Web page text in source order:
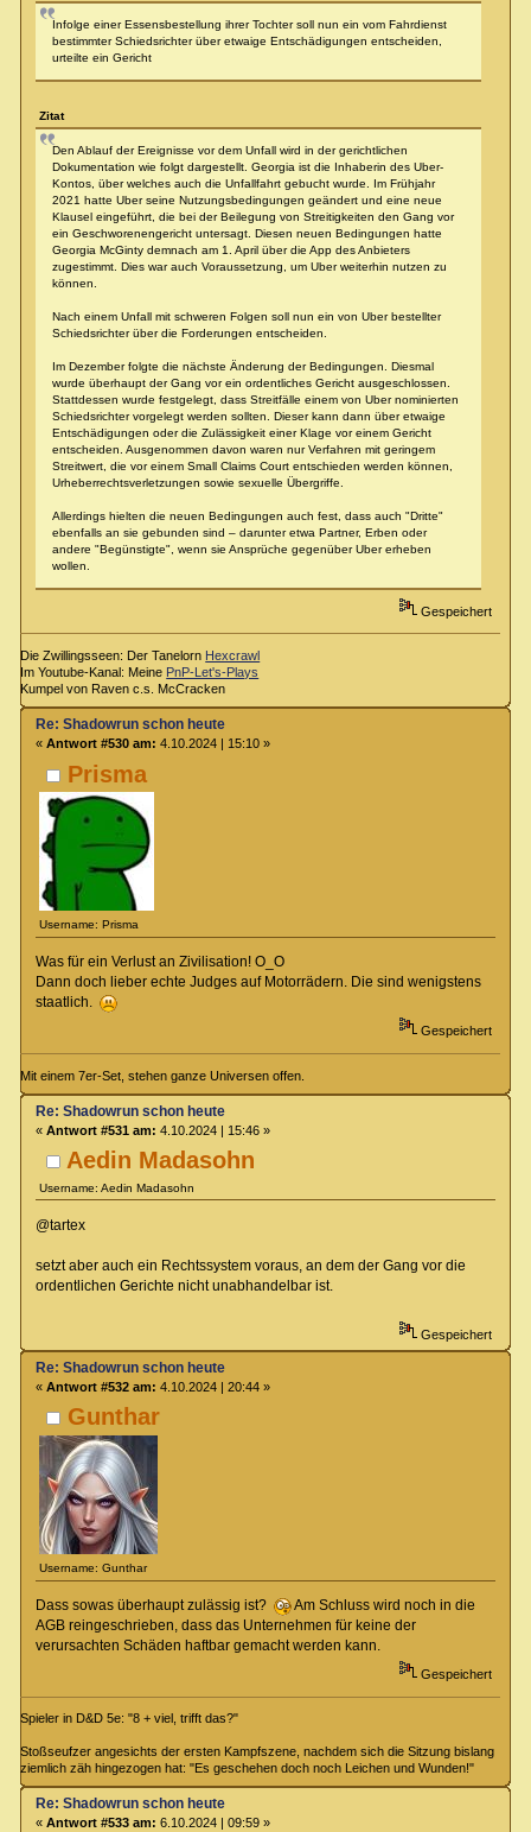
Infolge einer Essensbestellung ihrer Tochter soll nun ein vom Fahrdienst
bestimmter Schiedsrichter über etwaige Entschädigungen entscheiden,
urteilte ein Gericht
Zitat
Den Ablauf der Ereignisse vor dem Unfall wird in der gerichtlichen
Dokumentation wie folgt dargestellt. Georgia ist die Inhaberin des Uber-
Kontos, über welches auch die Unfallfahrt gebucht wurde. Im Frühjahr
2021 hatte Uber seine Nutzungsbedingungen geändert und eine neue
Klausel eingeführt, die bei der Beilegung von Streitigkeiten den Gang vor
ein Geschworenengericht untersagt. Diesen neuen Bedingungen hatte
Georgia McGinty demnach am 1. April über die App des Anbieters
zugestimmt. Dies war auch Voraussetzung, um Uber weiterhin nutzen zu
können.
Nach einem Unfall mit schweren Folgen soll nun ein von Uber bestellter
Schiedsrichter über die Forderungen entscheiden.
Im Dezember folgte die nächste Änderung der Bedingungen. Diesmal
wurde überhaupt der Gang vor ein ordentliches Gericht ausgeschlossen.
Stattdessen wurde festgelegt, dass Streitfälle einem von Uber nominierten
Schiedsrichter vorgelegt werden sollten. Dieser kann dann über etwaige
Entschädigungen oder die Zulässigkeit einer Klage vor einem Gericht
entscheiden. Ausgenommen davon waren nur Verfahren mit geringem
Streitwert, die vor einem Small Claims Court entschieden werden können,
Urheberrechtsverletzungen sowie sexuelle Übergriffe.
Allerdings hielten die neuen Bedingungen auch fest, dass auch "Dritte"
ebenfalls an sie gebunden sind – darunter etwa Partner, Erben oder
andere "Begünstigte", wenn sie Ansprüche gegenüber Uber erheben
wollen.
Gespeichert
Die Zwillingsseen: Der Tanelorn Hexcrawl
Im Youtube-Kanal: Meine PnP-Let's-Plays
Kumpel von Raven c.s. McCracken
Prisma
Username: Prisma
Re: Shadowrun schon heute
« Antwort #530 am: 4.10.2024 | 15:10 »
Was für ein Verlust an Zivilisation! O_O
Dann doch lieber echte Judges auf Motorrädern. Die sind wenigstens
staatlich.
Gespeichert
Mit einem 7er-Set, stehen ganze Universen offen.
Aedin Madasohn
Username: Aedin Madasohn
Re: Shadowrun schon heute
« Antwort #531 am: 4.10.2024 | 15:46 »
@tartex
setzt aber auch ein Rechtssystem voraus, an dem der Gang vor die
ordentlichen Gerichte nicht unabhandelbar ist.
Gespeichert
Gunthar
Username: Gunthar
Re: Shadowrun schon heute
« Antwort #532 am: 4.10.2024 | 20:44 »
Dass sowas überhaupt zulässig ist?
Am Schluss wird noch in die
AGB reingeschrieben, dass das Unternehmen für keine der
verursachten Schäden haftbar gemacht werden kann.
Gespeichert
Spieler in D&D 5e: "8 + viel, trifft das?"
Stoßseufzer angesichts der ersten Kampfszene, nachdem sich die Sitzung bislang
ziemlich zäh hingezogen hat: "Es geschehen doch noch Leichen und Wunden!"
Re: Shadowrun schon heute
« Antwort #533 am: 6.10.2024 | 09:59 »